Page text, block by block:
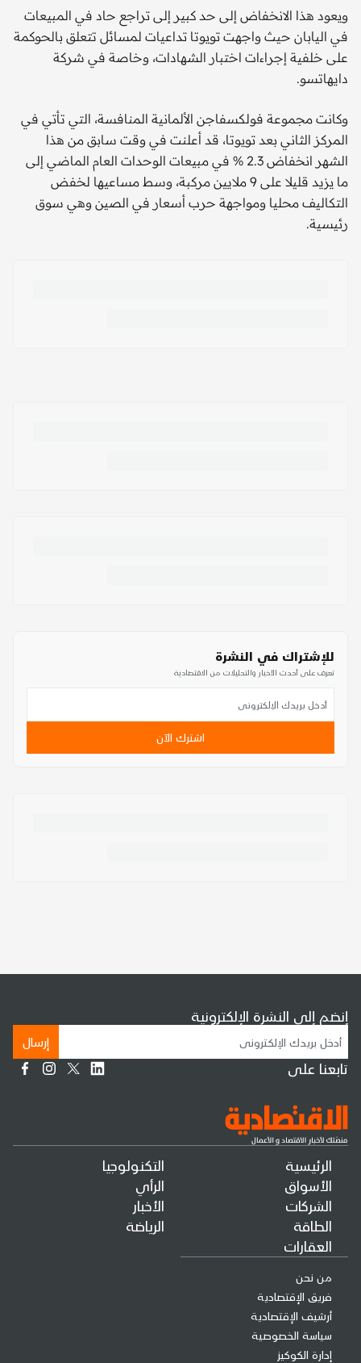
ويعود هذا الانخفاض إلى حد كبير إلى تراجع حاد في المبيعات
في اليابان حيث واجهت تويوتا تداعيات لمسائل تتعلق بالحوكمة
على خلفية إجراءات اختبار الشهادات، وخاصة في شركة
دايهاتسو.
وكانت مجموعة فولكسفاجن الألمانية المنافسة، التي تأتي في
المركز الثاني بعد تويوتا، قد أعلنت في وقت سابق من هذا
الشهر انخفاض 2.3 % في مبيعات الوحدات العام الماضي إلى
ما يزيد قليلا على 9 ملايين مركبة، وسط مساعيها لخفض
التكاليف محليا ومواجهة حرب أسعار في الصين وهي سوق
رئيسية.
للإشتراك في النشرة
تعرف على أحدث الأخبار والتحليلات من الاقتصادية
اشترك الآن
الرئيسية
الأسواق
الشركات
الطاقة
العقارات
التكنولوجيا
الرأي
الأخبار
الرياضة
من نحن
فريق الإقتصادية
أرشيف الإقتصادية
سياسة الخصوصية
إدارة الكوكيز
إنضم إلى النشرة الإلكترونية
إرسال
تابعنا على